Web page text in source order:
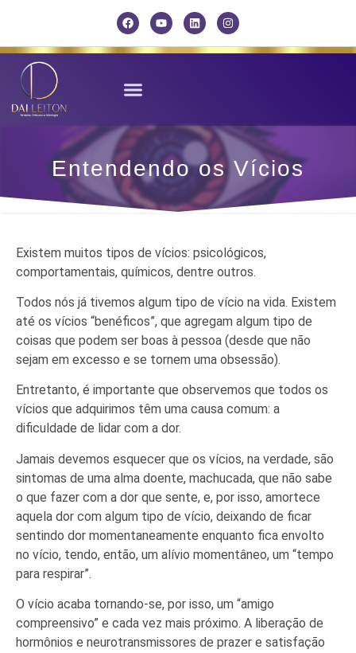
Entendendo os Vícios
Existem muitos tipos de vícios: psicológicos,
comportamentais, químicos, dentre outros.
Todos nós já tivemos algum tipo de vício na vida. Existem
até os vícios “benéficos”, que agregam algum tipo de
coisas que podem ser boas à pessoa (desde que não
sejam em excesso e se tornem uma obsessão).
Entretanto, é importante que observemos que todos os
vícios que adquirimos têm uma causa comum: a
dificuldade de lidar com a dor.
Jamais devemos esquecer que os vícios, na verdade, são
sintomas de uma alma doente, machucada, que não sabe
o que fazer com a dor que sente, e, por isso, amortece
aquela dor com algum tipo de vício, deixando de ficar
sentindo dor momentaneamente enquanto fica envolto
no vício, tendo, então, um alívio momentâneo, um “tempo
para respirar”.
O vício acaba tornando-se, por isso, um “amigo
compreensivo” e cada vez mais próximo. A liberação de
hormônios e neurotransmissores de prazer e satisfação